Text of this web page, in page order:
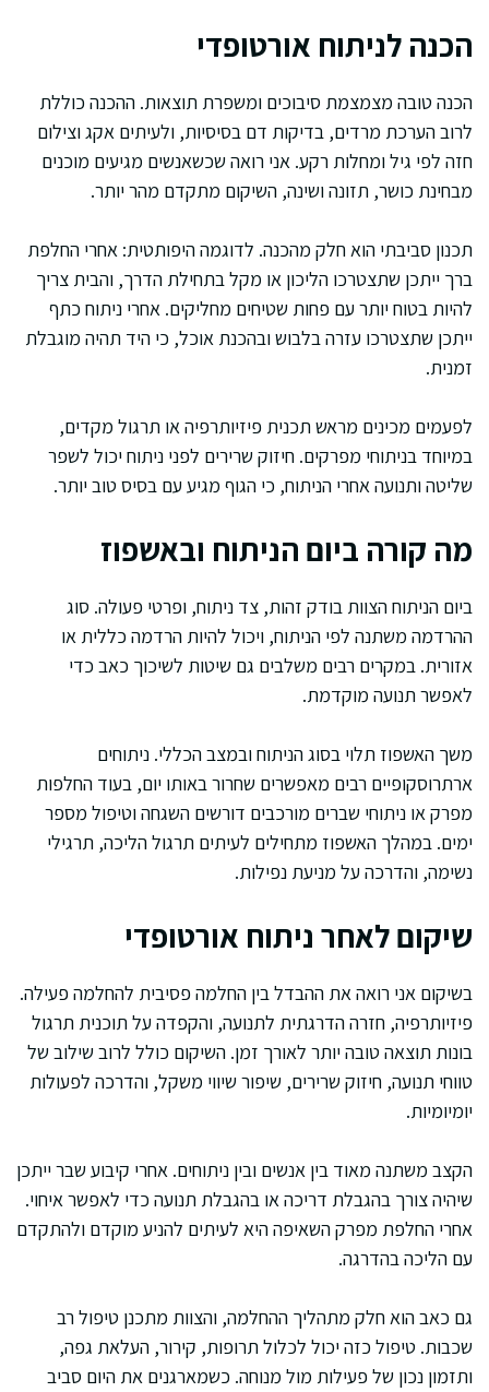
הכנה לניתוח אורטופדי
הכנה טובה מצמצמת סיבוכים ומשפרת תוצאות. ההכנה כוללת
לרוב הערכת מרדים, בדיקות דם בסיסיות, ולעיתים אקג וצילום
חזה לפי גיל ומחלות רקע. אני רואה שכשאנשים מגיעים מוכנים
מבחינת כושר, תזונה ושינה, השיקום מתקדם מהר יותר.
תכנון סביבתי הוא חלק מהכנה. לדוגמה היפותטית: אחרי החלפת
ברך ייתכן שתצטרכו הליכון או מקל בתחילת הדרך, והבית צריך
להיות בטוח יותר עם פחות שטיחים מחליקים. אחרי ניתוח כתף
ייתכן שתצטרכו עזרה בלבוש ובהכנת אוכל, כי היד תהיה מוגבלת
זמנית.
לפעמים מכינים מראש תכנית פיזיותרפיה או תרגול מקדים,
במיוחד בניתוחי מפרקים. חיזוק שרירים לפני ניתוח יכול לשפר
שליטה ותנועה אחרי הניתוח, כי הגוף מגיע עם בסיס טוב יותר.
מה קורה ביום הניתוח ובאשפוז
ביום הניתוח הצוות בודק זהות, צד ניתוח, ופרטי פעולה. סוג
ההרדמה משתנה לפי הניתוח, ויכול להיות הרדמה כללית או
אזורית. במקרים רבים משלבים גם שיטות לשיכוך כאב כדי
לאפשר תנועה מוקדמת.
משך האשפוז תלוי בסוג הניתוח ובמצב הכללי. ניתוחים
ארתרוסקופיים רבים מאפשרים שחרור באותו יום, בעוד החלפות
מפרק או ניתוחי שברים מורכבים דורשים השגחה וטיפול מספר
ימים. במהלך האשפוז מתחילים לעיתים תרגול הליכה, תרגילי
נשימה, והדרכה על מניעת נפילות.
שיקום לאחר ניתוח אורטופדי
בשיקום אני רואה את ההבדל בין החלמה פסיבית להחלמה פעילה.
פיזיותרפיה, חזרה הדרגתית לתנועה, והקפדה על תוכנית תרגול
בונות תוצאה טובה יותר לאורך זמן. השיקום כולל לרוב שילוב של
טווחי תנועה, חיזוק שרירים, שיפור שיווי משקל, והדרכה לפעולות
יומיומיות.
הקצב משתנה מאוד בין אנשים ובין ניתוחים. אחרי קיבוע שבר ייתכן
שיהיה צורך בהגבלת דריכה או בהגבלת תנועה כדי לאפשר איחוי.
אחרי החלפת מפרק השאיפה היא לעיתים להניע מוקדם ולהתקדם
עם הליכה בהדרגה.
גם כאב הוא חלק מתהליך ההחלמה, והצוות מתכנן טיפול רב
שכבות. טיפול כזה יכול לכלול תרופות, קירור, העלאת גפה,
ותזמון נכון של פעילות מול מנוחה. כשמארגנים את היום סביב